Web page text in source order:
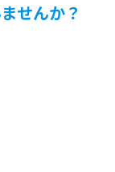
せんか？